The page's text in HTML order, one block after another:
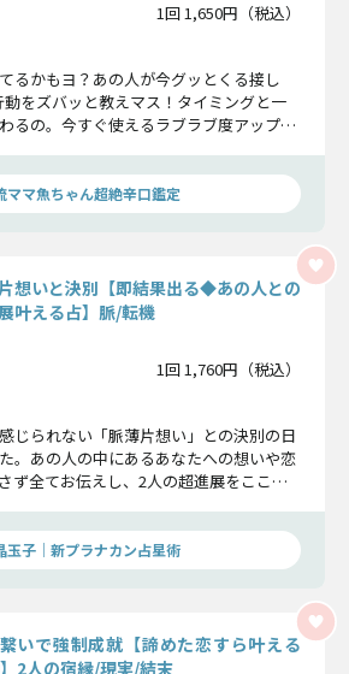
1回 1,650円（税込）
るかもヨ？あの人が今グッとくる接し
をズバッと教えマス！タイミングと一
るの。今すぐ使えるラブラブ度アップの
ママ魚ちゃん超絶辛口鑑定
想いと決別【即結果出る◆あの人との
叶える占】脈/転機
1回 1,760円（税込）
じられない「脈薄片想い」との決別の日
。あの人の中にあるあなたへの想いや恋
ず全てお伝えし、2人の超進展をここで
玉子｜新プラナカン占星術
いで強制成就【諦めた恋すら叶える
2人の宿縁/現実/結末